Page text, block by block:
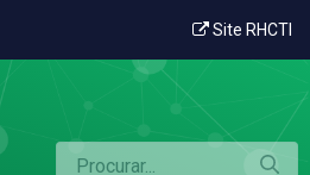
grande área doSite RHCTI